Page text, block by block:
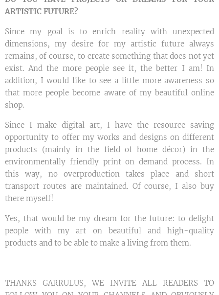
ARTISTIC FUTURE?
Since my goal is to enrich reality with unexpected
dimensions, my desire for my artistic future always
remains, of course, to create something that does not yet
exist. And the more people see it, the better I am! In
addition, I would like to see a little more awareness so
that more people become aware of my beautiful online
shop.
Since I make digital art, I have the resource-saving
opportunity to offer my works and designs on different
products (mainly in the field of home décor) in the
environmentally friendly print on demand process. In
this way, no overproduction takes place and short
transport routes are maintained. Of course, I also buy
there myself!
Yes, that would be my dream for the future: to delight
people with my art on beautiful and high-quality
products and to be able to make a living from them.
THANKS GARRULUS, WE INVITE ALL READERS TO